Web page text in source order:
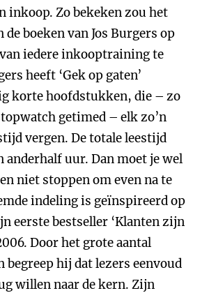
inkoop. Zo bekeken zou het
de boeken van Jos Burgers op
iedere inkooptraining te
heeft ‘Gek op gaten’
korte hoofdstukken, die – zo
getimed – elk zo’n
vergen. De totale leestijd
anderhalf uur. Dan moet je wel
niet stoppen om even na te
indeling is geïnspireerd op
eerste bestseller ‘Klanten zijn
Door het grote aantal
begreep hij dat lezers eenvoud
willen naar de kern. Zijn